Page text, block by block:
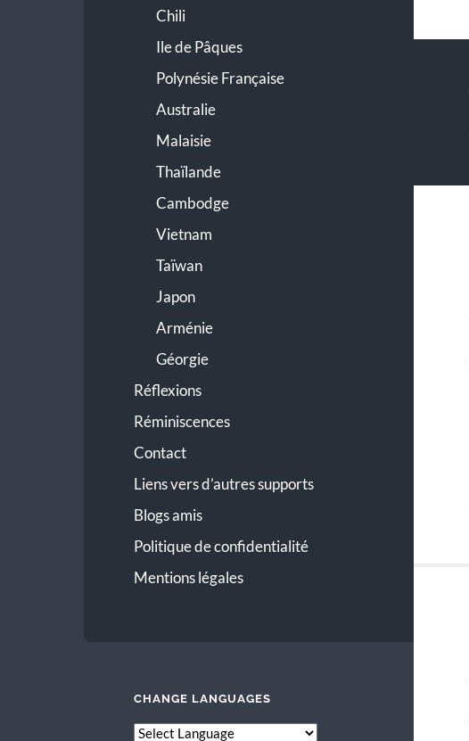
Chili
Ile de Pâques
Polynésie Française
Australie
Malaisie
Thaïlande
Cambodge
Vietnam
Taïwan
Japon
Arménie
Géorgie
Réflexions
Réminiscences
Contact
Liens vers d’autres supports
Blogs amis
Politique de confidentialité
Mentions légales
CHANGE LANGUAGES